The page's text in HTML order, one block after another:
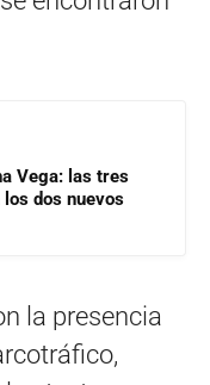
Vega: las tres
dos nuevos
la presencia